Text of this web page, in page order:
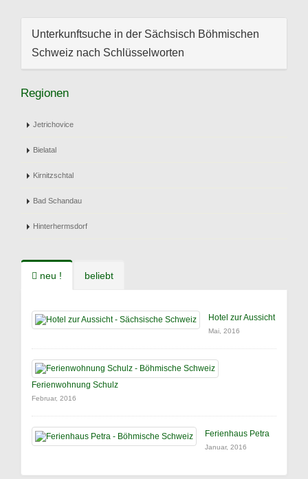
Unterkunftsuche in der Sächsisch Böhmischen
Schweiz nach Schlüsselworten
Regionen
Jetrichovice
Bielatal
Kirnitzschtal
Bad Schandau
Hinterhermsdorf
neu ! beliebt
Hotel zur Aussicht
Mai, 2016
Ferienwohnung Schulz
Februar, 2016
Ferienhaus Petra
Januar, 2016